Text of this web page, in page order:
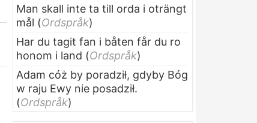
Man skall inte ta till orda i oträngt
mål (Ordspråk)
Har du tagit fan i båten får du ro
honom i land (Ordspråk)
Adam cóż by poradził, gdyby Bóg
w raju Ewy nie posadził.
(Ordspråk)